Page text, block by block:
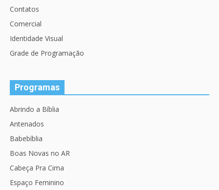
Contatos
Comercial
Identidade Visual
Grade de Programação
Programas
Abrindo a Bíblia
Antenados
Babebíblia
Boas Novas no AR
Cabeça Pra Cima
Espaço Feminino